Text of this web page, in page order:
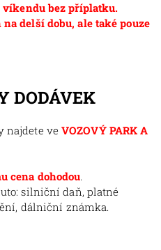
víkendu bez příplatku.
delší dobu, ale také pouze
DODÁVEK
najdete veVOZOVÝ PARK A
cena dohodou.
silniční daň, platné
dálniční známka.